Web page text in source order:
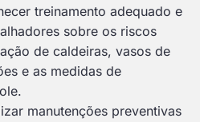
treinamento adequado e
sobre os riscos
de caldeiras, vasos de
e as medidas de
manutenções preventivas